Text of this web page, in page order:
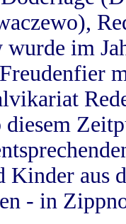
im
Kinder aus
- in